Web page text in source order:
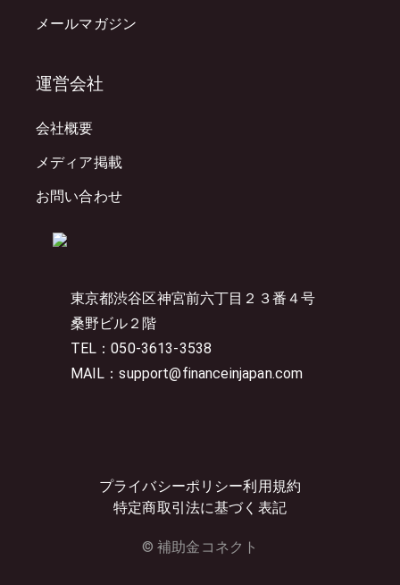
東京都渋谷区神宮前六丁目２３番４号
桑野ビル２階
TEL：050-3613-3538
MAIL：support@financeinjapan.com
プライバシーポリシー利用規約
特定商取引法に基づく表記
© 補助金コネクト
メールマガジン
運営会社
会社概要
メディア掲載
お問い合わせ